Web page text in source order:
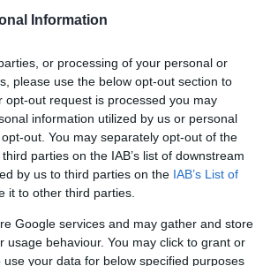
Information
or processing of your personal or
please use the below opt-out section to
out request is processed you may
information utilized by us or personal
out. You may separately opt-out of the
parties on the IAB’s list of downstream
by us to third parties on the IAB’s List of
it to other third parties.
Google services and may gather and store
behaviour. You may click to grant or
your data for below specified purposes
τα μέρη να επιδείξουν «μέγιστη
σε κλιμάκωση» και να